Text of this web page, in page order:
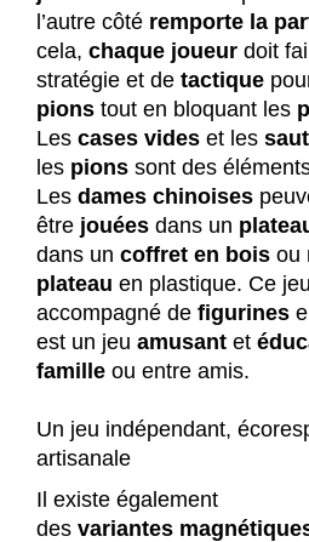
l’autre côté remporte la
cela, chaque joueur doit
stratégie et de tactique
pions tout en bloquant les
Les cases vides et les
les pions sont des
Les dames chinoises
être jouées dans un
dans un coffret en bois ou
plateau en plastique. Ce
accompagné de figurines
est un jeu amusant et
famille ou entre amis.
Un jeu indépendant,
artisanale
Il existe également
des variantes